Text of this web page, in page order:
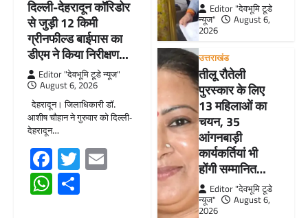
दिल्ली-देहरादून कॉरिडोर
से जुड़ी 12 किमी
ग्रीनफील्ड बाईपास का
डीएम ने किया निरीक्षण…
Editor "देवभूमि टूडे न्यूज"
August 6, 2026
देहरादून। जिलाधिकारी डॉ.
आशीष चौहान ने गुरुवार को दिल्ली-
देहरादून…
Facebook
TwitterEmail
WhatsApp
Editor "देवभूमि टूडे
न्यूज"
August 6,
2026
उत्तराखंड
तीलू रौतेली
पुरस्कार के लिए
13 महिलाओं का
चयन, 35
आंगनबाड़ी
कार्यकर्तियां भी
होंगी सम्मानित…
Editor "देवभूमि टूडे
न्यूज"
August 6,
2026